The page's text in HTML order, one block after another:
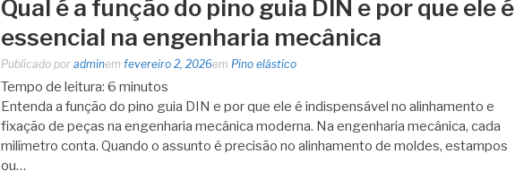
Qual é a função do pino guia DIN e por que ele é
essencial na engenharia mecânica
Publicado por adminem fevereiro 2, 2026em Pino elástico
Tempo de leitura: 6 minutos
Entenda a função do pino guia DIN e por que ele é indispensável no alinhamento e
fixação de peças na engenharia mecânica moderna. Na engenharia mecânica, cada
milímetro conta. Quando o assunto é precisão no alinhamento de moldes, estampos
ou…